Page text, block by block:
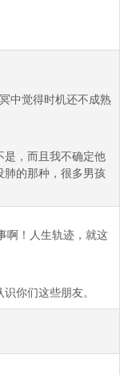
中觉得时机还不成熟
是，而且我不确定他
肺的那种，很多男孩
啊！人生轨迹，就这
你们这些朋友。